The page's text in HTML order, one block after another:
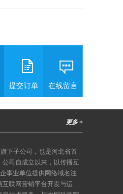
提交订单 在线留言
更多 +
下子公司，也是河北省首
司自成立以来，以传播互
事业单位提供网络域名注
联网营销平台开发与运